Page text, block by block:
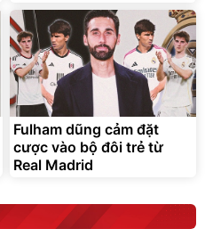
Fulham dũng cảm đặt
cược vào bộ đôi trẻ từ
Real Madrid